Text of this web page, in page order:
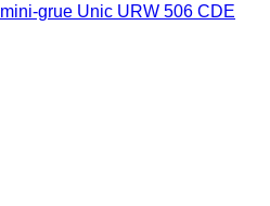
mini-grue Unic URW 506 CDE